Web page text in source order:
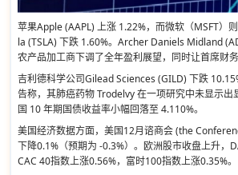
苹果Apple (AAPL) 上涨 1.22%，而微软（MSFT）
la (TSLA) 下跌 1.60%。Archer Daniels Midland
农产品加工商下调了全年盈利展望，同时让首席财
吉利德科学公司Gilead Sciences (GILD) 下跌
告称，其肺癌药物 Trodelvy 在一项研究中未显示出
国 10 年期国债收益率小幅回落至 4.110%。
美国经济数据方面，美国12月谘商会 (the
下降0.1%（预期为 -0.3%）。欧洲股市收盘上升，
CAC 40指数上涨0.56%，富时100指数上涨0.35%。